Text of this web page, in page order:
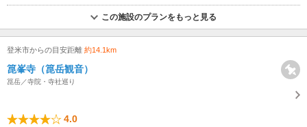
この施設のプランをもっと見る
登米市からの目安距離 約14.1km
箟峯寺（箟岳観音）
箟岳／寺院・寺社巡り
4.0